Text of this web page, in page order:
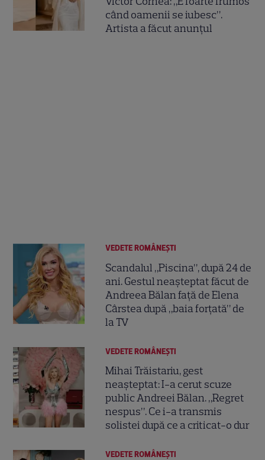
când oamenii se iubesc”.
Artista a făcut anunțul
VEDETE ROMÂNEŞTI
Scandalul „Piscina”, după 24 de
ani. Gestul neașteptat făcut de
Andreea Bălan față de Elena
Cârstea după „baia forțată” de
la TV
VEDETE ROMÂNEŞTI
Mihai Trăistariu, gest
neașteptat: I-a cerut scuze
public Andreei Bălan. „Regret
nespus”. Ce i-a transmis
solistei după ce a criticat-o dur
VEDETE ROMÂNEŞTI